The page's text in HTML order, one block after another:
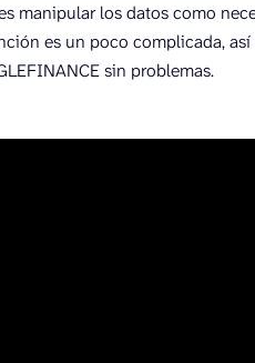
manipular los datos como
es un poco complicada,
sin problemas.